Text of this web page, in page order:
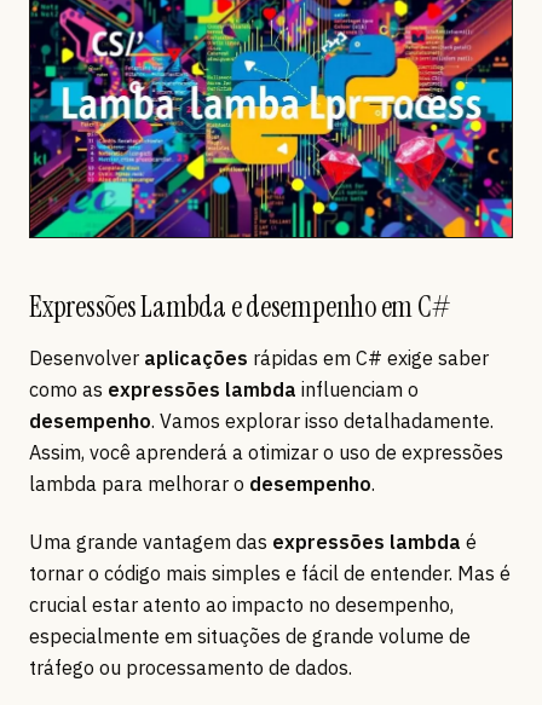
Expressões Lambda e desempenho em C#
Desenvolver aplicações rápidas em C# exige saber
como as expressões lambda influenciam o
desempenho. Vamos explorar isso detalhadamente.
Assim, você aprenderá a otimizar o uso de expressões
lambda para melhorar o desempenho.
Uma grande vantagem das expressões lambda é
tornar o código mais simples e fácil de entender. Mas é
crucial estar atento ao impacto no desempenho,
especialmente em situações de grande volume de
tráfego ou processamento de dados.